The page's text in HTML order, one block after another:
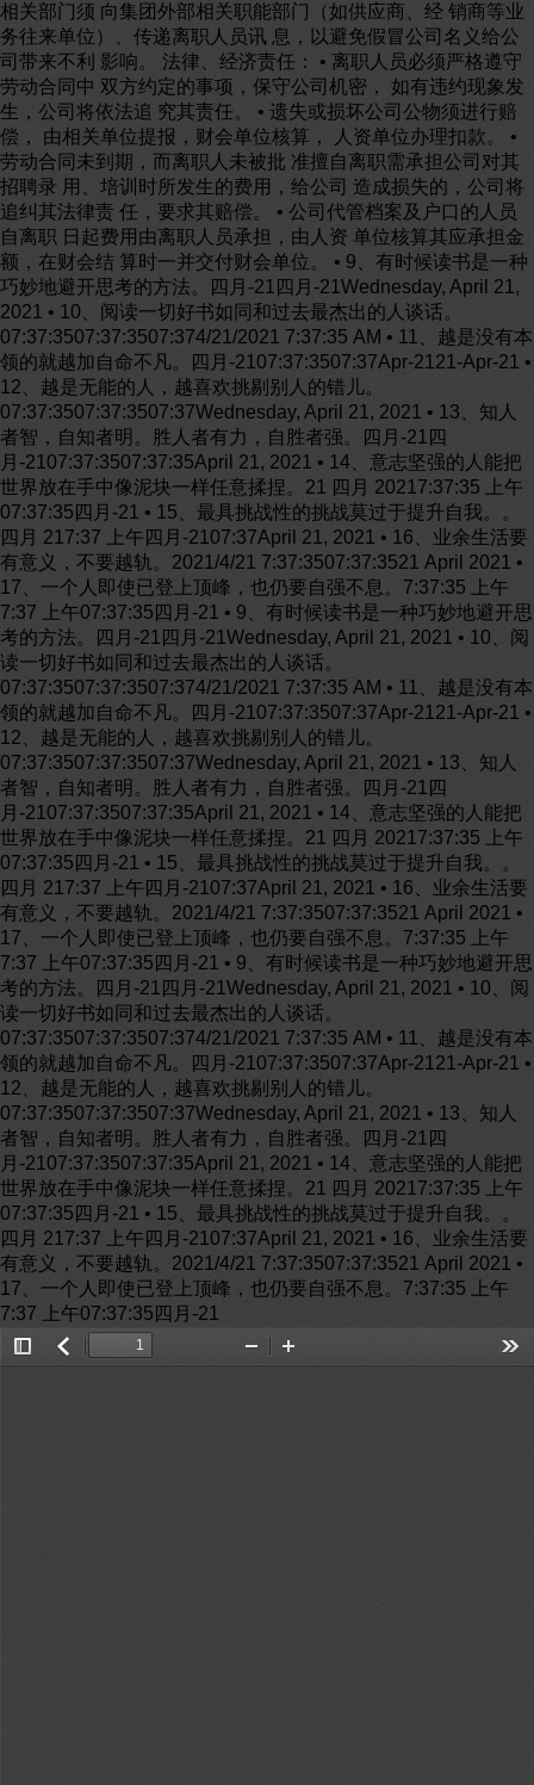
相关部门须 向集团外部相关职能部门（如供应商、经 销商等业
务往来单位）、传递离职人员讯 息，以避免假冒公司名义给公
司带来不利 影响。 法律、经济责任： • 离职人员必须严格遵守
劳动合同中 双方约定的事项，保守公司机密， 如有违约现象发
生，公司将依法追 究其责任。 • 遗失或损坏公司公物须进行赔
偿， 由相关单位提报，财会单位核算， 人资单位办理扣款。 •
劳动合同未到期，而离职人未被批 准擅自离职需承担公司对其
招聘录 用、培训时所发生的费用，给公司 造成损失的，公司将
追纠其法律责 任，要求其赔偿。 • 公司代管档案及户口的人员
自离职 日起费用由离职人员承担，由人资 单位核算其应承担金
额，在财会结 算时一并交付财会单位。 • 9、有时候读书是一种
巧妙地避开思考的方法。四月-21四月-21Wednesday, April 21,
2021 • 10、阅读一切好书如同和过去最杰出的人谈话。
07:37:3507:37:3507:374/21/2021 7:37:35 AM • 11、越是没有本
领的就越加自命不凡。四月-2107:37:3507:37Apr-2121-Apr-21 •
12、越是无能的人，越喜欢挑剔别人的错儿。
07:37:3507:37:3507:37Wednesday, April 21, 2021 • 13、知人
者智，自知者明。胜人者有力，自胜者强。四月-21四
月-2107:37:3507:37:35April 21, 2021 • 14、意志坚强的人能把
世界放在手中像泥块一样任意揉捏。21 四月 20217:37:35 上午
07:37:35四月-21 • 15、最具挑战性的挑战莫过于提升自我。。
四月 217:37 上午四月-2107:37April 21, 2021 • 16、业余生活要
有意义，不要越轨。2021/4/21 7:37:3507:37:3521 April 2021 •
17、一个人即使已登上顶峰，也仍要自强不息。7:37:35 上午
7:37 上午07:37:35四月-21 • 9、有时候读书是一种巧妙地避开思
考的方法。四月-21四月-21Wednesday, April 21, 2021 • 10、阅
读一切好书如同和过去最杰出的人谈话。
07:37:3507:37:3507:374/21/2021 7:37:35 AM • 11、越是没有本
领的就越加自命不凡。四月-2107:37:3507:37Apr-2121-Apr-21 •
12、越是无能的人，越喜欢挑剔别人的错儿。
07:37:3507:37:3507:37Wednesday, April 21, 2021 • 13、知人
者智，自知者明。胜人者有力，自胜者强。四月-21四
月-2107:37:3507:37:35April 21, 2021 • 14、意志坚强的人能把
世界放在手中像泥块一样任意揉捏。21 四月 20217:37:35 上午
07:37:35四月-21 • 15、最具挑战性的挑战莫过于提升自我。。
四月 217:37 上午四月-2107:37April 21, 2021 • 16、业余生活要
有意义，不要越轨。2021/4/21 7:37:3507:37:3521 April 2021 •
17、一个人即使已登上顶峰，也仍要自强不息。7:37:35 上午
7:37 上午07:37:35四月-21 • 9、有时候读书是一种巧妙地避开思
考的方法。四月-21四月-21Wednesday, April 21, 2021 • 10、阅
读一切好书如同和过去最杰出的人谈话。
07:37:3507:37:3507:374/21/2021 7:37:35 AM • 11、越是没有本
领的就越加自命不凡。四月-2107:37:3507:37Apr-2121-Apr-21 •
12、越是无能的人，越喜欢挑剔别人的错儿。
07:37:3507:37:3507:37Wednesday, April 21, 2021 • 13、知人
者智，自知者明。胜人者有力，自胜者强。四月-21四
月-2107:37:3507:37:35April 21, 2021 • 14、意志坚强的人能把
世界放在手中像泥块一样任意揉捏。21 四月 20217:37:35 上午
07:37:35四月-21 • 15、最具挑战性的挑战莫过于提升自我。。
四月 217:37 上午四月-2107:37April 21, 2021 • 16、业余生活要
有意义，不要越轨。2021/4/21 7:37:3507:37:3521 April 2021 •
17、一个人即使已登上顶峰，也仍要自强不息。7:37:35 上午
7:37 上午07:37:35四月-21
Toggle返
Zoom